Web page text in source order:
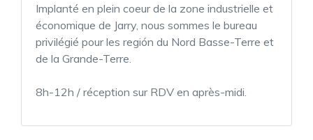
Implanté en plein coeur de la zone industrielle et
économique de Jarry, nous sommes le bureau
privilégié pour les región du Nord Basse-Terre et
de la Grande-Terre.
8h-12h / réception sur RDV en après-midi.